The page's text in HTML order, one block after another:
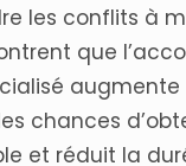
les conflits à
que
augmente
chances
et réduit la